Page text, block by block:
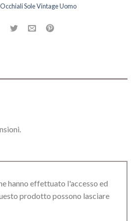
Occhiali Sole Vintage Uomo
hanno effettuato l'accesso ed
prodotto possono lasciare